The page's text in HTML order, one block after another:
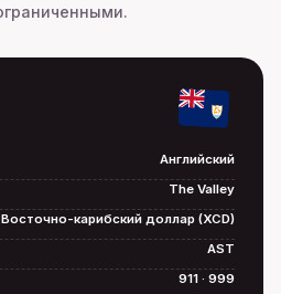
Английский
The Valley
Восточно-карибский доллар (XCD)
AST
911 · 999